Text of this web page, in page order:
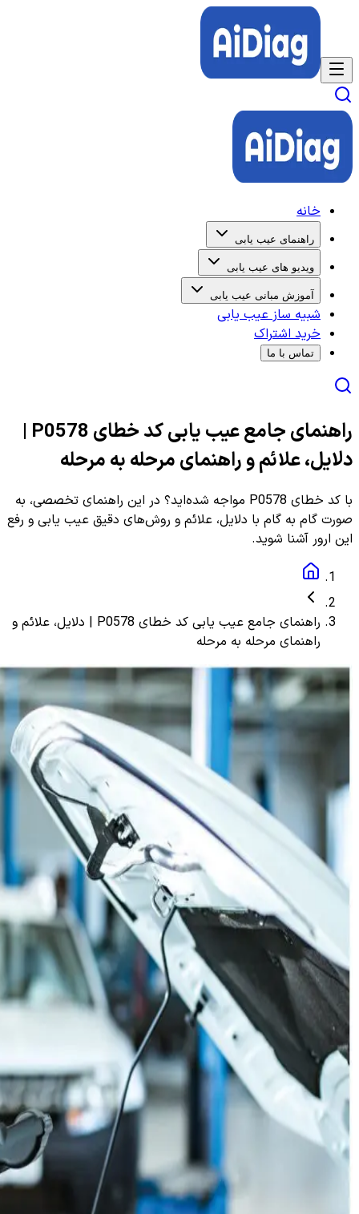
خانه
راهنمای عیب یابی
ویدیو های عیب یابی
آموزش مبانی عیب یابی
شبیه ساز عیب یابی
خرید اشتراک
تماس با ما
راهنمای جامع عیب یابی کد خطای P0578 |
دلایل، علائم و راهنمای مرحله به مرحله
با کد خطای P0578 مواجه شده‌اید؟ در این راهنمای تخصصی، به
صورت گام به گام با دلایل، علائم و روش‌های دقیق عیب یابی و رفع
این ارور آشنا شوید.
راهنمای جامع عیب یابی کد خطای P0578 | دلایل، علائم و
راهنمای مرحله به مرحله